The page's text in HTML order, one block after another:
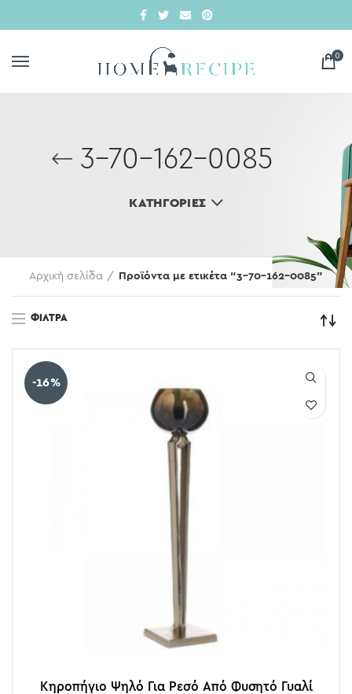
0
3-70-162-0085
ΚΑΤΗΓΟΡΊΕΣ
Αρχική σελίδα Προϊόντα με ετικέτα “3-70-162-0085”
ΦΊΛΤΡΑ
-16%
Κηροπήγιο Ψηλό Για Ρεσό Από Φυσητό Γυαλί